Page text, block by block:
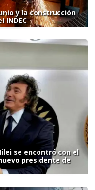
y la construcción
INDEC
se encontró con el
presidente de